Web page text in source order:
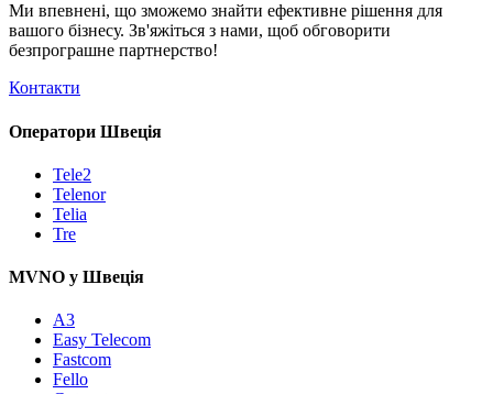
Ми впевнені, що зможемо знайти ефективне рішення для
вашого бізнесу. Зв'яжіться з нами, щоб обговорити
безпрограшне партнерство!
Контакти
Оператори Швеція
Tele2
Telenor
Telia
Tre
MVNO у Швеція
A3
Easy Telecom
Fastcom
Fello